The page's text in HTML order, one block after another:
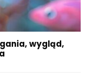
wygląd,